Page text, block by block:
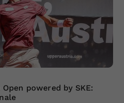
powered by SKE: